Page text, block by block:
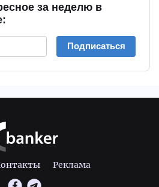
за неделю в
Подписаться
Реклама